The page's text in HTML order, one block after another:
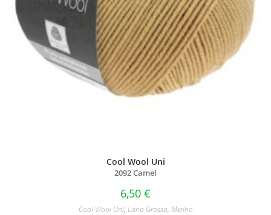
Cool Wool Uni
2092 Camel
6,50 €
Cool Wool Uni, Lana Grossa, Merino